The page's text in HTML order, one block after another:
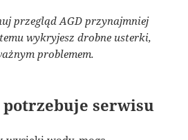
przegląd AGD przynajmniej
wykryjesz drobne usterki,
problemem.
serwisu